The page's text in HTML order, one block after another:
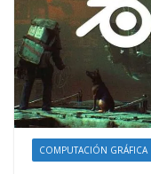
COMPUTACIÓN GRÁFICA